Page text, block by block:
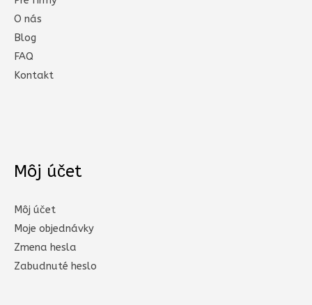
O nás
Blog
FAQ
Kontakt
Môj účet
Môj účet
Moje objednávky
Zmena hesla
Zabudnuté heslo